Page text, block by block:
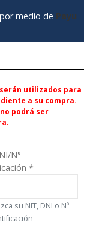
medio de Payu
utilizados para
a su compra.
podrá ser
N°
*
su NIT, DNI o Nº